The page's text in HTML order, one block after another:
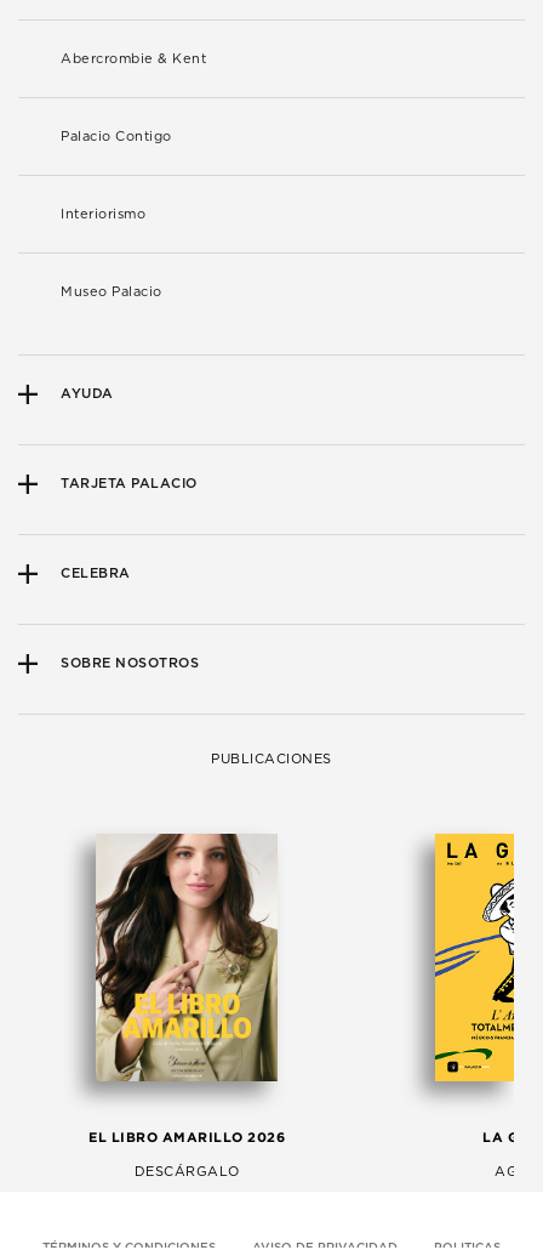
Abercrombie & Kent
Palacio Contigo
Interiorismo
Museo Palacio
AYUDA
TARJETA PALACIO
CELEBRA
SOBRE NOSOTROS
PUBLICACIONES
EL LIBRO AMARILLO 2026
DESCÁRGALO
LA
TÉRMINOS Y CONDICIONES AVISO DE PRIVACIDAD POLITICAS